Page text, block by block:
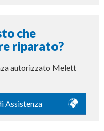
che
riparato?
autorizzato Melett
Assistenza